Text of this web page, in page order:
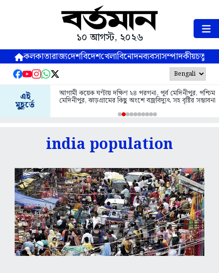
১০ আগস্ট, ২০২৬
কলকাতারাজ্যদেশবিদেশখেলাবিনোদনব্যবসাসম্পাদকীয়
এই
মুহূর্তে
আগামী কয়েক ঘণ্টায় দক্ষিণ ২৪ পরগনা, পূর্ব মেদিনীপুর, পশ্চিম
মেদিনীপুর, ঝাড়গ্রামের কিছু অংশে বজ্রবিদ্যুৎ সহ বৃষ্টির সম্ভাবনা
india population